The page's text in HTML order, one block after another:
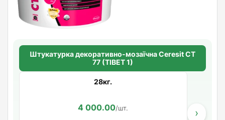
Штукатурка декоративно-мозаїчна Ceresit CT
77 (TIBET 1)
28кг.
4 000.00/шт. ›